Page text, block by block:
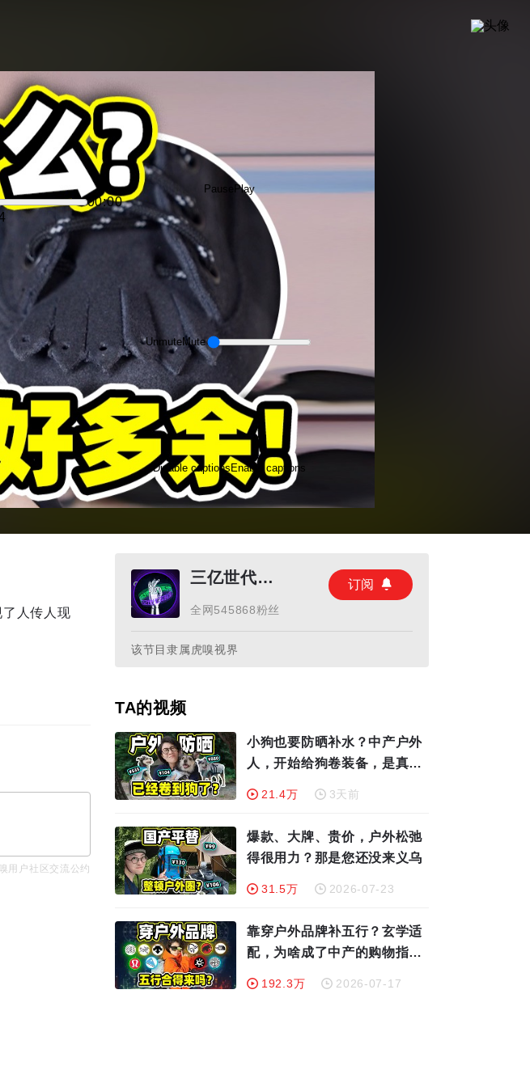
Pause Play
00:00
UnmuteMute
Disable captions Enable captions
Exit fullscreen
人传人现
用户社区交流公约
三亿世代实验室
全网545868粉丝
订阅
该节目隶属虎嗅视界
TA的视频
小狗也要防晒补水？中产户外
人，开始给狗卷装备，是真必
21.4万 3天前
爆款、大牌、贵价，户外松弛
得很用力？那是您还没来义乌
31.5万 2026-07-23
靠穿户外品牌补五行？玄学适
配，为啥成了中产的购物指
192.3万 2026-07-17